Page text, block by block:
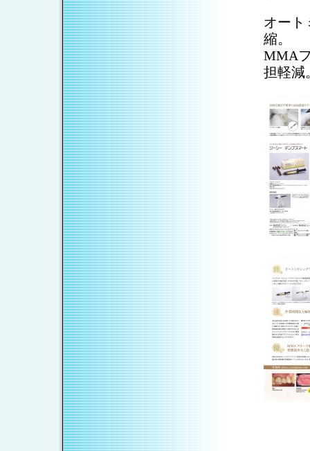
オート
縮。
MMA
担軽減